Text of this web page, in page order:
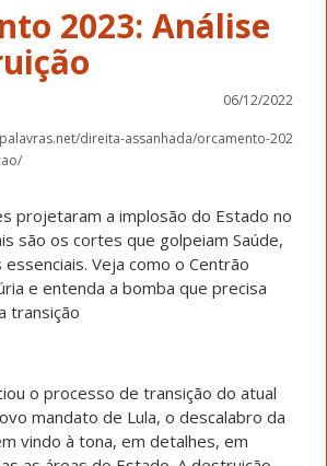
2023: Análise
06/12/2022
direita-assanhada/orcamento-202
projetaram a implosão do Estado no
são os cortes que golpeiam Saúde,
essenciais. Veja como o Centrão
e entenda a bomba que precisa
transição
o processo de transição do atual
mandato de Lula, o descalabro da
vindo à tona, em detalhes, em